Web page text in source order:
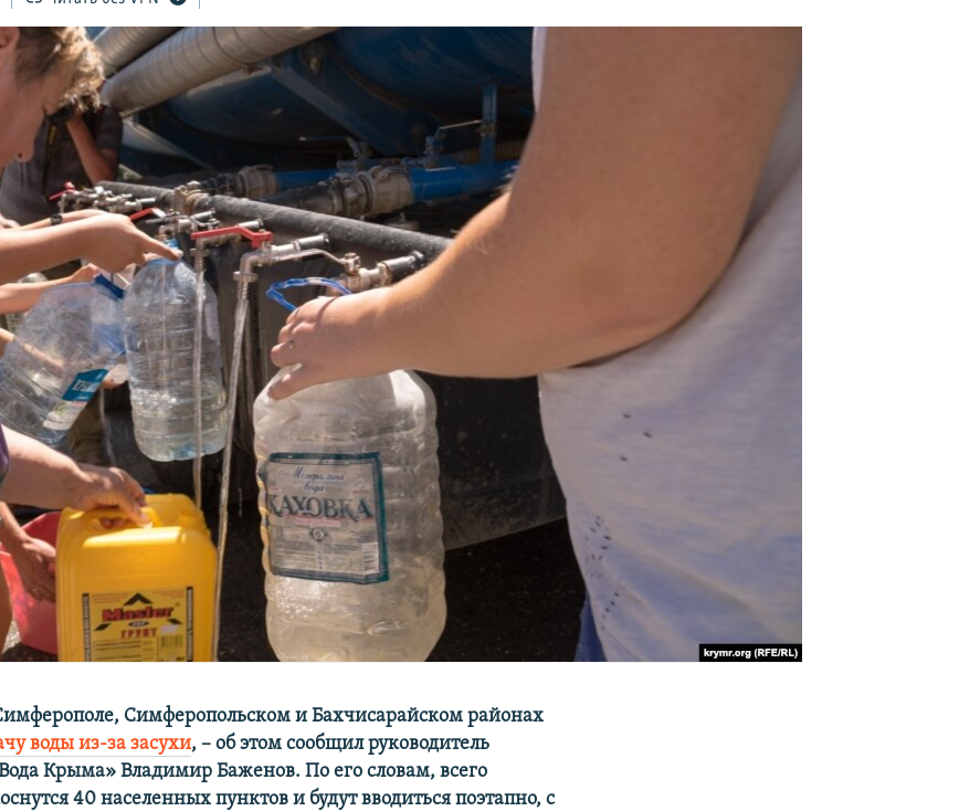
Симферопольском и Бахчисарайском районах
воды из-за засухи, – об этом сообщил руководитель
Крыма» Владимир Баженов. По его словам, всего
40 населенных пунктов и будут вводиться поэтапно, с